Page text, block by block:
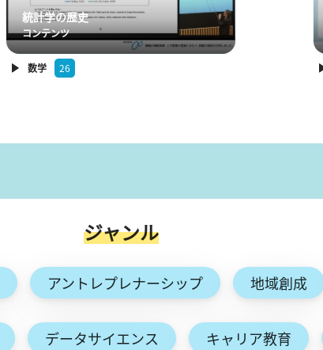
統計学の歴史
コンテンツ
数学 26
ジャンル
アントレプレナーシップ 地域創成
データサイエンス キャリア教育